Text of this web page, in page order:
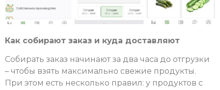
Как собирают заказ и куда доставляют
Собирать заказ начинают за два часа до отгрузки
– чтобы взять максимально свежие продукты.
При этом есть несколько правил: у продуктов с